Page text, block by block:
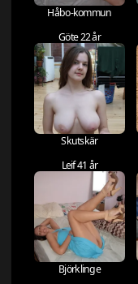
Håbo-kommun
Göte 22 år
Skutskär
Leif 41 år
Björklinge